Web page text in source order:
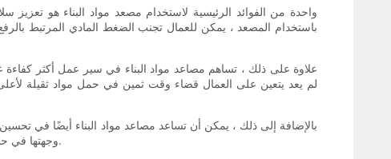
واحدة من الفوائد الرئيسية لاستخدام مصعد مواد البناء هو تعزيز
باستخدام المصعد ، يمكن للعمال تجنب الضغط المادي المرتبط
علاوة على ذلك ، تساهم مصاعد مواد البناء في سير عمل أكثر
لم يعد يتعين على العمال قضاء وقت ثمين في حمل مواد ثقيلة لأعلى
بالإضافة إلى ذلك ، يمكن أن تساعد مصاعد مواد البناء أيضًا في
وجهتها في حالة جيدة. هذا يمكن أن يمنع التأخير وإعادة صياغة المواد التالفة ، مما يوفر للشركات الوقت والمال في نهاية المطاف على المدى الطويل.